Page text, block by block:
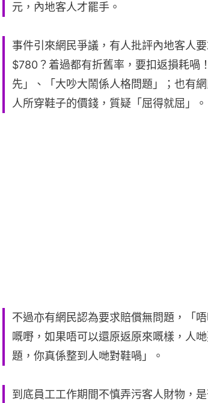
元，內地客人才罷手。
事件引來網民爭議，有人批評內地客人
$780？着過都有折舊率，要扣返損耗喎
先」、「大吵大鬧係人格問題」；也有
人所穿鞋子的價錢，質疑「屈得就屈」。
不過亦有網民認為要求賠償無問題，「
嘅嘢，如果唔可以還原返原來嘅樣，人
題，你真係整到人哋對鞋喎」。
到底員工工作期間不慎弄污客人財物，